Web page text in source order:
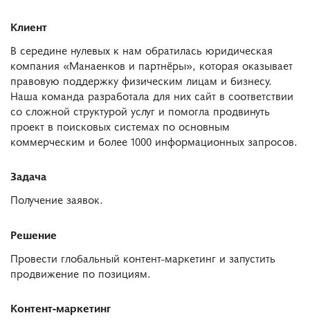
Клиент
В середине нулевых к нам обратилась юридическая
компания «Манаенков и партнёры», которая оказывает
правовую поддержку физическим лицам и бизнесу.
Наша команда разработала для них сайт в соответствии
со сложной структурой услуг и помогла продвинуть
проект в поисковых системах по основным
коммерческим и более 1000 информационных запросов.
Задача
Получение заявок.
Решение
Провести глобальный контент-маркетинг и запустить
продвижение по позициям.
Контент-маркетинг